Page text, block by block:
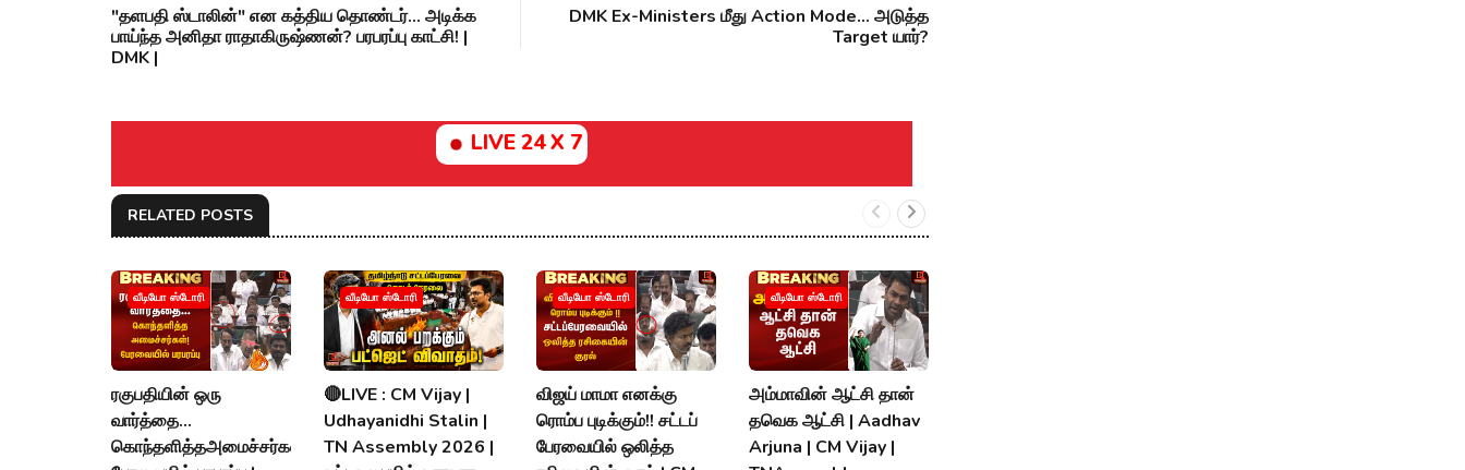
"தளபதி ஸ்டாலின்" என கத்திய தொண்டர்... அடிக்க
பாய்ந்த அனிதா ராதாகிருஷ்ணன்? பரபரப்பு காட்சி! |
DMK |
DMK Ex-Ministers மீது Action Mode... அடுத்த
Target யார்?
LIVE 24 X 7
RELATED POSTS
வீடியோ ஸ்டோரி
ரகுபதியின் ஒரு
வார்த்தை...
கொந்தளித்தஅமைச்சர்கள்!
வீடியோ ஸ்டோரி
🔴LIVE : CM Vijay |
Udhayanidhi Stalin |
TN Assembly 2026 |
வீடியோ ஸ்டோரி
விஜய் மாமா எனக்கு
ரொம்ப புடிக்கும்!! சட்டப்
பேரவையில் ஒலித்த
வீடியோ ஸ்டோரி
அம்மாவின் ஆட்சி தான்
தவெக ஆட்சி | Aadhav
Arjuna | CM Vijay |